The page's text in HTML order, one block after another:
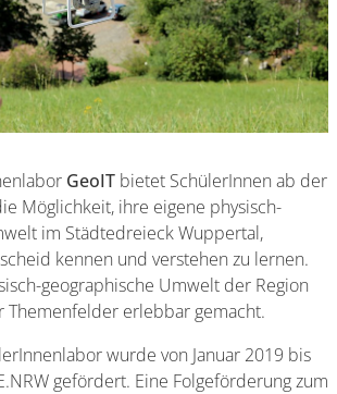
GeoIT bietet SchülerInnen ab der
Möglichkeit, ihre eigene physisch-
im Städtedreieck Wuppertal,
kennen und verstehen zu lernen.
geographische Umwelt der Region
Themenfelder erlebbar gemacht.
wurde von Januar 2019 bis
gefördert. Eine Folgeförderung zum